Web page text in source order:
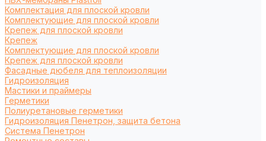
Комплектация для плоской кровли
Комплектующие для плоской кровли
Крепеж для плоской кровли
Крепеж
Комплектующие для плоской кровли
Крепеж для плоской кровли
Фасадные дюбеля для теплоизоляции
Гидроизоляция
Мастики и праймеры
Герметики
Полиуретановые герметики
Гидроизоляция Пенетрон, защита бетона
Система Пенетрон